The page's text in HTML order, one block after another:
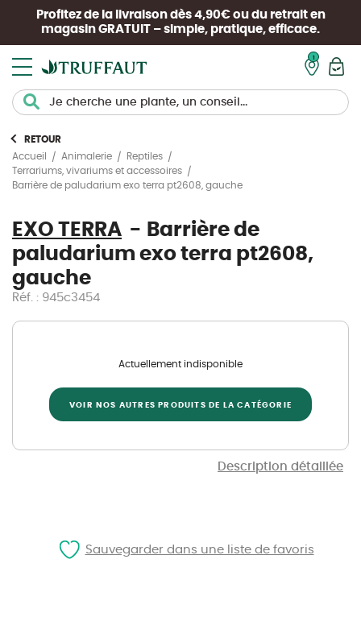
Profitez de la livraison dès 4,90€ ou du retrait en
magasin GRATUIT – simple, pratique, efficace.
RETOUR
Accueil
Animalerie
Reptiles
Terrariums, vivariums et accessoires
Barrière de paludarium exo terra pt2608, gauche
EXO TERRA
Barrière de
paludarium exo terra pt2608,
gauche
Réf. : 945c3454
Description détaillée
Actuellement indisponible
VOIR NOS AUTRES PRODUITS DE LA CATÉGORIE
Sauvegarder dans une liste de favoris